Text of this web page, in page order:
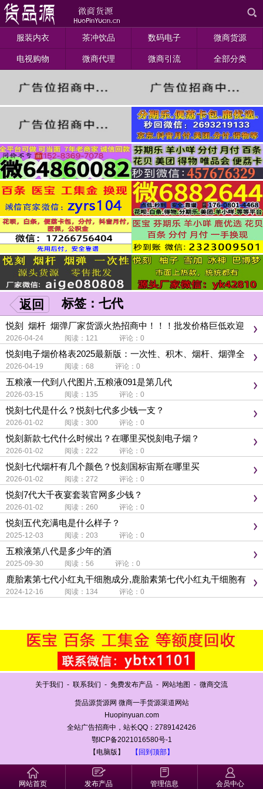
服装内衣 茶冲饮品 数码电子 微商货源
电视购物 微商代理 微商引流 全部分类
返回 标签：七代
悦刻 烟杆 烟弹厂家货源火热招商中！！！批发价格巨低欢迎
比价，支持采购批发代发，多种口味RELX电子5代 6代 7代
2026-04-24 阅读：121 评论：0
悦刻电子烟价格表2025最新版：一次性、积木、烟杆、烟弹全
价位汇总
2026-04-19 阅读：68 评论：0
五粮液一代到八代图片,五粮液091是第几代
2026-03-15 阅读：135 评论：0
悦刻七代是什么？悦刻七代多少钱一支？
2026-01-02 阅读：300 评论：0
悦刻新款七代什么时候出？在哪里买悦刻电子烟？
2026-01-02 阅读：222 评论：0
悦刻七代烟杆有几个颜色？悦刻国标宙斯在哪里买
2026-01-02 阅读：272 评论：0
悦刻7代大千夜宴套装官网多少钱？
2026-01-02 阅读：260 评论：0
悦刻五代充满电是什么样子？
2025-12-03 阅读：203 评论：0
五粮液第八代是多少年的酒
2025-09-30 阅读：56 评论：0
鹿胎素第七代小红丸干细胞成分,鹿胎素第七代小红丸干细胞有
副作用吗
2024-12-16 阅读：134 评论：0
关于我们 - 联系我们 - 免费发布产品 - 网站地图 - 微商交流
货品源货源网 微商一手货源渠道网站
Huopinyuan.com
全站广告招商中，站长QQ：2789142426
鄂ICP备2021016580号-1
【电脑版】
【回到顶部】
网站首页 发布产品 管理信息 会员中心